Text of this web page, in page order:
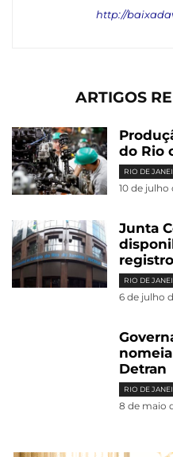
http://
ARTIGOS
do Rio
RIO DE
10 de julho
Junta
RIO DE
6 de julho
Detran
RIO DE
8 de maio